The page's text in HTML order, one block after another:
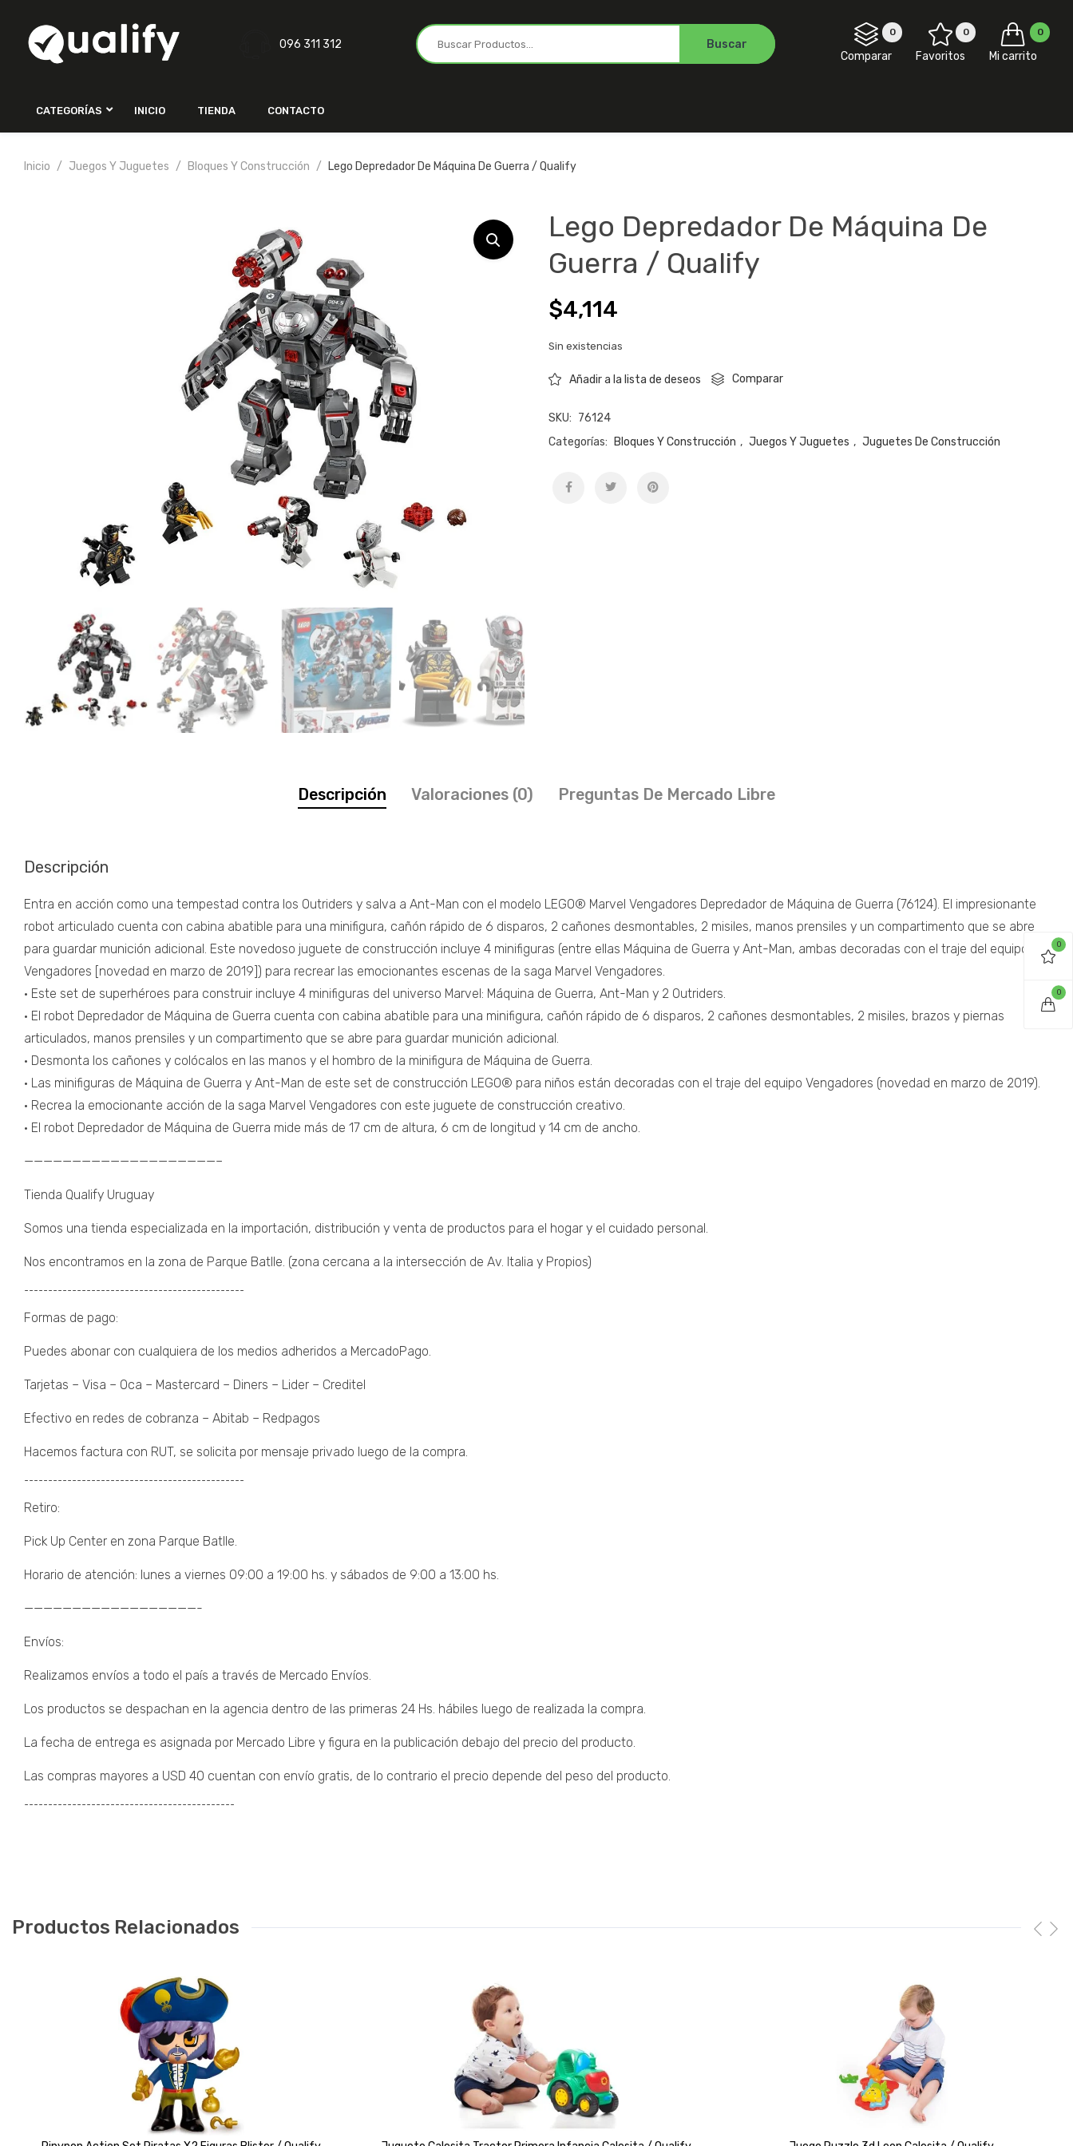
096 311 312
0
Comparar
0
Favoritos
0
Mi carrito
CATEGORÍAS INICIO TIENDA CONTACTO
Inicio Juegos Y Juguetes Bloques Y Construcción Lego Depredador De Máquina De Guerra / Qualify
Lego Depredador De Máquina De
Guerra / Qualify
$4,114
Sin existencias
Añadir a la lista de deseos Comparar
SKU: 76124
Categorías:
Bloques Y Construcción , Juegos Y Juguetes , Juguetes De Construcción
Descripción Valoraciones (0) Preguntas De Mercado Libre
Descripción
Entra en acción como una tempestad contra los Outriders y salva a Ant-Man con el modelo LEGO® Marvel Vengadores Depredador de Máquina de Guerra (76124). El impresionante
robot articulado cuenta con cabina abatible para una minifigura, cañón rápido de 6 disparos, 2 cañones desmontables, 2 misiles, manos prensiles y un compartimento que se abre
para guardar munición adicional. Este novedoso juguete de construcción incluye 4 minifiguras (entre ellas Máquina de Guerra y Ant-Man, ambas decoradas con el traje del equipo
Vengadores [novedad en marzo de 2019]) para recrear las emocionantes escenas de la saga Marvel Vengadores.
• Este set de superhéroes para construir incluye 4 minifiguras del universo Marvel: Máquina de Guerra, Ant-Man y 2 Outriders.
• El robot Depredador de Máquina de Guerra cuenta con cabina abatible para una minifigura, cañón rápido de 6 disparos, 2 cañones desmontables, 2 misiles, brazos y piernas
articulados, manos prensiles y un compartimento que se abre para guardar munición adicional.
• Desmonta los cañones y colócalos en las manos y el hombro de la minifigura de Máquina de Guerra.
• Las minifiguras de Máquina de Guerra y Ant-Man de este set de construcción LEGO® para niños están decoradas con el traje del equipo Vengadores (novedad en marzo de 2019).
• Recrea la emocionante acción de la saga Marvel Vengadores con este juguete de construcción creativo.
• El robot Depredador de Máquina de Guerra mide más de 17 cm de altura, 6 cm de longitud y 14 cm de ancho.
————————————————————–
Tienda Qualify Uruguay
Somos una tienda especializada en la importación, distribución y venta de productos para el hogar y el cuidado personal.
Nos encontramos en la zona de Parque Batlle. (zona cercana a la intersección de Av. Italia y Propios)
¯¯¯¯¯¯¯¯¯¯¯¯¯¯¯¯¯¯¯¯¯¯¯¯¯¯¯¯¯¯¯¯¯¯¯¯¯¯¯¯¯¯¯¯¯¯
Formas de pago:
Puedes abonar con cualquiera de los medios adheridos a MercadoPago.
Tarjetas – Visa – Oca – Mastercard – Diners – Lider – Creditel
Efectivo en redes de cobranza – Abitab – Redpagos
Hacemos factura con RUT, se solicita por mensaje privado luego de la compra.
¯¯¯¯¯¯¯¯¯¯¯¯¯¯¯¯¯¯¯¯¯¯¯¯¯¯¯¯¯¯¯¯¯¯¯¯¯¯¯¯¯¯¯¯¯¯
Retiro:
Pick Up Center en zona Parque Batlle.
Horario de atención: lunes a viernes 09:00 a 19:00 hs. y sábados de 9:00 a 13:00 hs.
——————————————————-
Envíos:
Realizamos envíos a todo el país a través de Mercado Envíos.
Los productos se despachan en la agencia dentro de las primeras 24 Hs. hábiles luego de realizada la compra.
La fecha de entrega es asignada por Mercado Libre y figura en la publicación debajo del precio del producto.
Las compras mayores a USD 40 cuentan con envío gratis, de lo contrario el precio depende del peso del producto.
¯¯¯¯¯¯¯¯¯¯¯¯¯¯¯¯¯¯¯¯¯¯¯¯¯¯¯¯¯¯¯¯¯¯¯¯¯¯¯¯¯¯¯¯
Productos Relacionados
0
0